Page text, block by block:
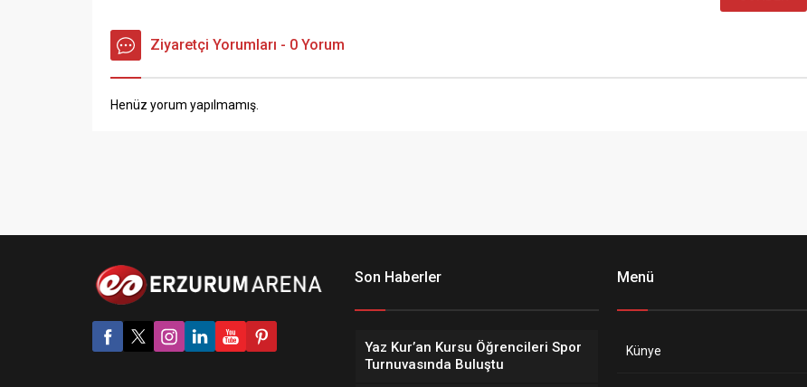
Ziyaretçi Yorumları - 0 Yorum
Henüz yorum yapılmamış.
Son Haberler
Yaz Kur’an Kursu Öğrencileri Spor
Turnuvasında Buluştu
Menü
Künye